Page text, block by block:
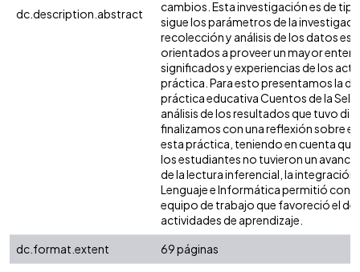
dc.description.abstract
cambios. Esta investigación es de
sigue los parámetros de la
recolección y análisis de los datos
orientados a proveer un mayor
significados y experiencias de los
práctica. Para esto presentamos la
práctica educativa Cuentos de la
análisis de los resultados que tuvo
finalizamos con una reflexión sobre
esta práctica, teniendo en cuenta que
los estudiantes no tuvieron un avance
de la lectura inferencial, la integración
Lenguaje e Informática permitió
equipo de trabajo que favoreció el
actividades de aprendizaje.
dc.format.extent
69 páginas